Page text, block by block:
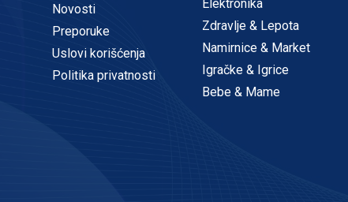
Novosti
Preporuke
Uslovi korišćenja
Politika privatnosti
Elektronika
Zdravlje & Lepota
Namirnice & Market
Igračke & Igrice
Bebe & Mame